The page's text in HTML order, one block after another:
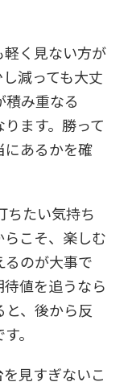
軽く見ない方が
減っても大丈
み重なる
ます。勝って
にあるかを確
ちたい気持ち
こそ、楽しむ
のが大事で
値を追うなら
、後から反
。
見すぎないこ